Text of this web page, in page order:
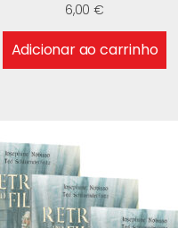
6,00€
Adicionar ao carrinho